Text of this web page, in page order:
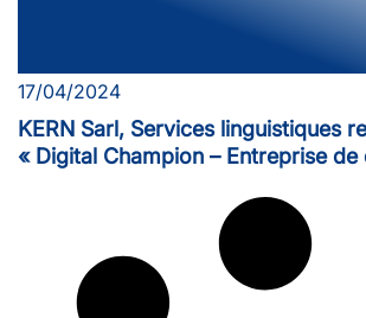
17/04/2024
KERN Sarl, Services linguistiques
« Digital Champion – Entreprise de